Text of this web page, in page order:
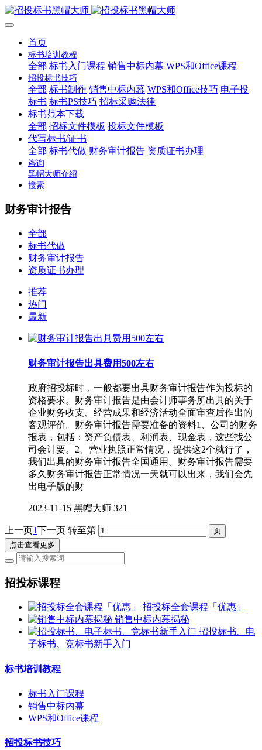
首页
标书培训教程
全部 标书入门课程 销售中标内幕 WPS和Office课程
招投标书技巧
全部 标书制作 销售中标内幕 WPS和Office技巧 电子投
标书 标书PS技巧 招标采购法律
标书范本下载
全部 招标文件模板 投标文件模板
代写标书/证书
全部 标书代做 财务审计报告 资质证书办理
咨询
黑帽大师介绍
搜索
财务审计报告
全部
标书代做
财务审计报告
资质证书办理
推荐
热门
最新
财务审计报告出具费用500左右
政府招投标时，一般都要出具财务审计报告作为投标的
资格要求。财务审计报告是由会计师事务所出具的关于
企业财务收支、经营成果和经济活动全面审查后作出的
客观评价。财务审计报告需要准备的资料1、公司的财务
报表，包括：资产负债表、利润表、现金表，这些找公
司会计要。2、营业执照正常情况，提供这2个就行了，
我们出具的财务审计报告全国通用。财务审计报告需要
多久财务审计报告正常情况一天就可以出来，我们会先
出电子版的财
2023-11-15 黑帽大师 321
上一页1下一页 转至第
点击查看更多
招投标课程
招投标全套课程「优惠」
销售中标内幕揭秘
招投标书、电
子标书、竞标书新手入门
标书培训教程
标书入门课程
销售中标内幕
WPS和Office课程
招投标书技巧